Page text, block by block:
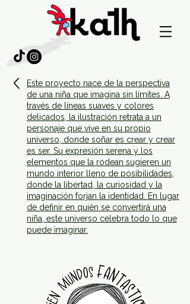
Este proyecto nace de la perspectiva
de una niña que imagina sin límites. A
través de líneas suaves y colores
delicados, la ilustración retrata a un
personaje que vive en su propio
universo, donde soñar es crear y crear
es ser. Su expresión serena y los
elementos que la rodean sugieren un
mundo interior lleno de posibilidades,
donde la libertad, la curiosidad y la
imaginación forjan la identidad. En lugar
de definir en quién se convertirá una
niña, este universo celebra todo lo que
puede imaginar.